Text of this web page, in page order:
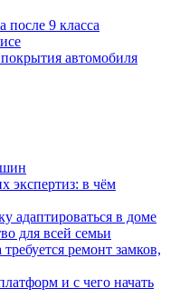
после 9 класса
автомобиля
экспертиз: в чём
адаптироваться в доме
для всей семьи
ремонт замков,
и с чего начать